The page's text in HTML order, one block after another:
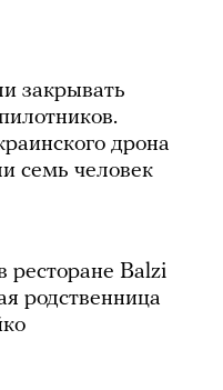
закрывать
дрона
семь человек
ресторане Balzi
родственница